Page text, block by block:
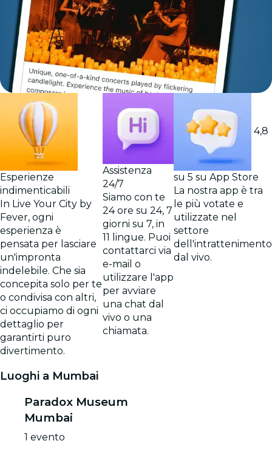
Esperienze
indimenticabili
In Live Your City by
Fever, ogni
esperienza è
pensata per lasciare
un'impronta
indelebile. Che sia
concepita solo per te
o condivisa con altri,
ci occupiamo di ogni
dettaglio per
garantirti puro
divertimento.
Assistenza
24/7
Siamo con te
24 ore su 24, 7
giorni su 7, in
11 lingue. Puoi
contattarci via
e-mail o
utilizzare l'app
per avviare
una chat dal
vivo o una
chiamata.
4,8
su 5 su App Store
La nostra app è tra
le più votate e
utilizzate nel
settore
dell'intrattenimento
dal vivo.
Luoghi a Mumbai
Paradox Museum
Mumbai
1 evento